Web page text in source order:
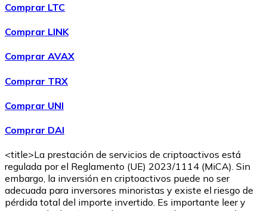
tarjeta
ComprarAvalanchecon transferencia bancariacon tarjeta
AVAX
Comprar LTC
Comprar LINK
Comprar AVAX
Comprar TRX
Comprar UNI
Comprar DAI
<title>La prestación de servicios de criptoactivos está
regulada por el Reglamento (UE) 2023/1114 (MiCA). Sin
embargo, la inversión en criptoactivos puede no ser
adecuada para inversores minoristas y existe el riesgo de
pérdida total del importe invertido. Es importante leer y